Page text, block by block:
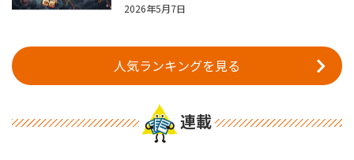
2026年5月7日
人気ランキングを見る
連載